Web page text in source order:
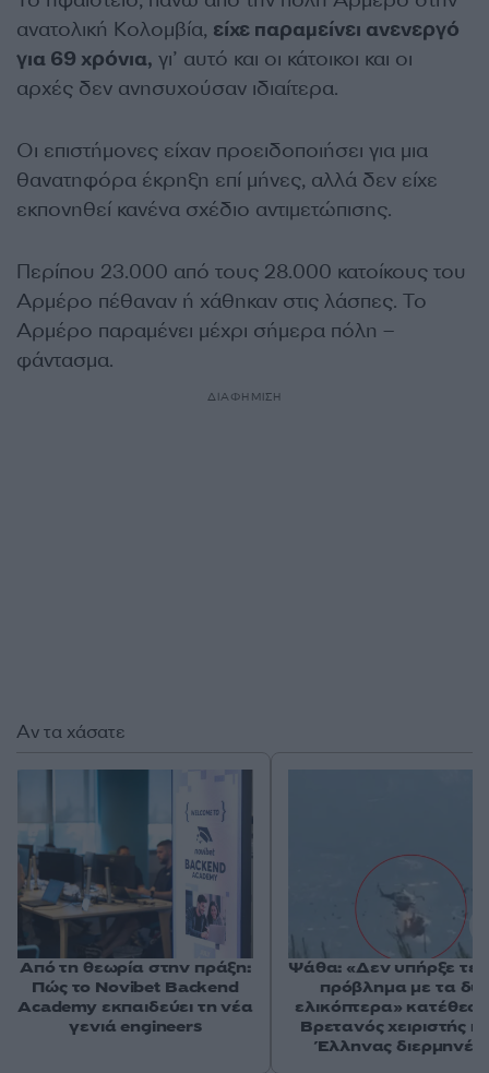
ανατολική Κολομβία, είχε παραμείνει ανενεργό
για 69 χρόνια, γι’ αυτό και οι κάτοικοι και οι
αρχές δεν ανησυχούσαν ιδιαίτερα.
Οι επιστήμονες είχαν προειδοποιήσει για μια
θανατηφόρα έκρηξη επί μήνες, αλλά δεν είχε
εκπονηθεί κανένα σχέδιο αντιμετώπισης.
Περίπου 23.000 από τους 28.000 κατοίκους του
Αρμέρο πέθαναν ή χάθηκαν στις λάσπες. Το
Αρμέρο παραμένει μέχρι σήμερα πόλη –
φάντασμα.
ΔΙΑΦΗΜΙΣΗ
Αν τα χάσατε
Από τη θεωρία στην πράξη:
Πώς το Novibet Backend
Academy εκπαιδεύει τη νέα
γενιά engineers
Ψάθα: «Δεν υπήρξε
πρόβλημα με τα
ελικόπτερα»
Βρετανός χειριστής
Έλληνας